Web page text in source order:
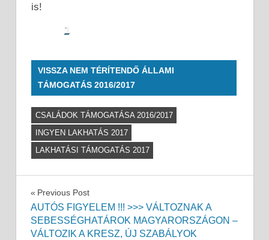
is!
1
VISSZA NEM TÉRÍTENDŐ ÁLLAMI
TÁMOGATÁS 2016/2017
CSALÁDOK TÁMOGATÁSA 2016/2017
INGYEN LAKHATÁS 2017
LAKHATÁSI TÁMOGATÁS 2017
Bejegyzés
navigáció
Previous Post
AUTÓS FIGYELEM !!! >>> VÁLTOZNAK A
SEBESSÉGHATÁROK MAGYARORSZÁGON –
VÁLTOZIK A KRESZ, ÚJ SZABÁLYOK